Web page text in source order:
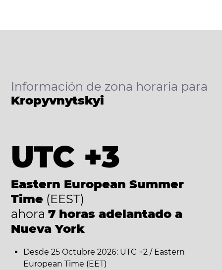
Información de zona horaria para
Kropyvnytskyi
UTC +3
Eastern European Summer
Time (EEST)
ahora 7 horas adelantado a
Nueva York
Desde 25 Octubre 2026: UTC +2 / Eastern
European Time (EET)